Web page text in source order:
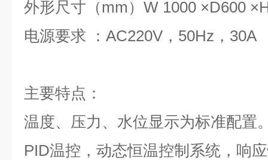
外形尺寸（mm）W 1000 ×D600
电源要求 ：AC220V，50Hz，30A
主要特点：
温度、压力、水位显示为标准配置
PID温控，动态恒温控制系统，响